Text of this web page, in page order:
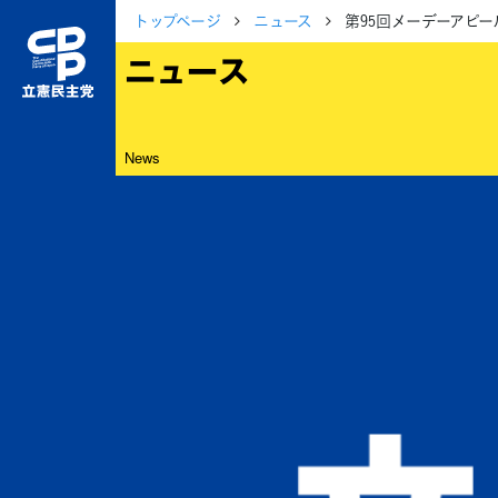
トップページ ニュース 第95回メーデーアピー
ニュース
News